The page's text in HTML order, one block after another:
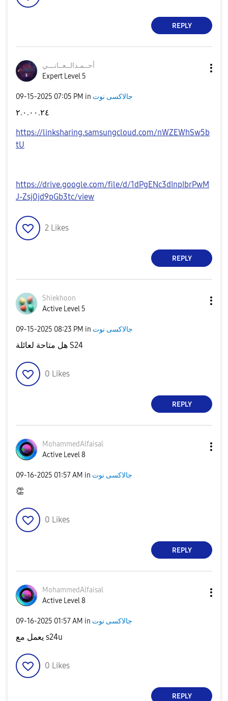
REPLY
أحــمـدالــعــانـــي
Expert Level 5
‎09-15-2025 07:05 PM in جالاكسى نوت
https://linksharing.samsungcloud.com/nWZEWhSw5b
tU
https://drive.google.com/file/d/1dPgENc3dInpIbrPwM
J-Zsj0jd9pGb3tc/view
2 Likes
REPLY
Shiekhoon
Active Level 5
‎09-15-2025 08:23 PM in جالاكسى نوت
هل متاحة لعائلة S24
0 Likes
REPLY
MohammedAlfaisal
Active Level 8
‎09-16-2025 01:57 AM in جالاكسى نوت
👏
0 Likes
REPLY
MohammedAlfaisal
Active Level 8
‎09-16-2025 01:57 AM in جالاكسى نوت
يعمل مع s24u
0 Likes
REPLY